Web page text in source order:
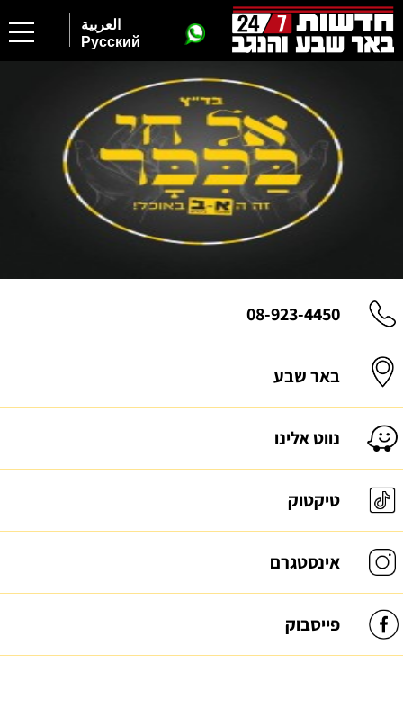
العربية
Русский
08-923-4450
באר שבע
נווט אלינו
טיקטוק
אינסטגרם
פייסבוק